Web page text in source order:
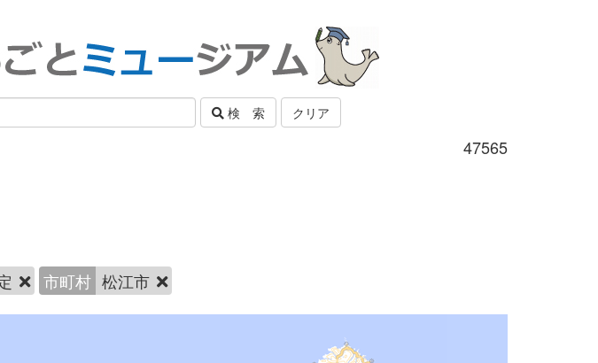
検 索 クリア
47565
市町村 松江市